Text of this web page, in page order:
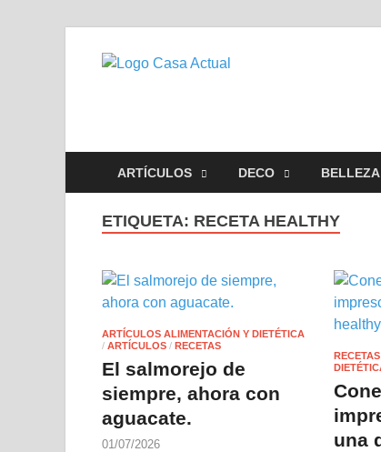
ARTÍCULOS DECO BELLEZA
ETIQUETA: RECETA HEALTHY
ARTÍCULOS ALIMENTACIÓN Y DIETÉTICA
/ ARTÍCULOS / RECETAS
El salmorejo de
siempre, ahora con
aguacate.
01/07/2026
RECETAS
una